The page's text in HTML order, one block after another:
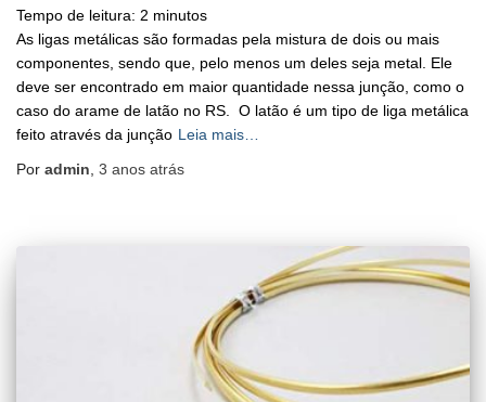
Tempo de leitura: 2 minutos
As ligas metálicas são formadas pela mistura de dois ou mais
componentes, sendo que, pelo menos um deles seja metal. Ele
deve ser encontrado em maior quantidade nessa junção, como o
caso do arame de latão no RS. O latão é um tipo de liga metálica
feito através da junção Leia mais…
Por admin 3 anos atrás